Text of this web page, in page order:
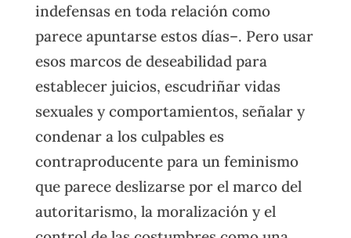
indefensas en toda relación como
parece apuntarse estos días–. Pero usar
esos marcos de deseabilidad para
establecer juicios, escudriñar vidas
sexuales y comportamientos, señalar y
condenar a los culpables es
contraproducente para un feminismo
que parece deslizarse por el marco del
autoritarismo, la moralización y el